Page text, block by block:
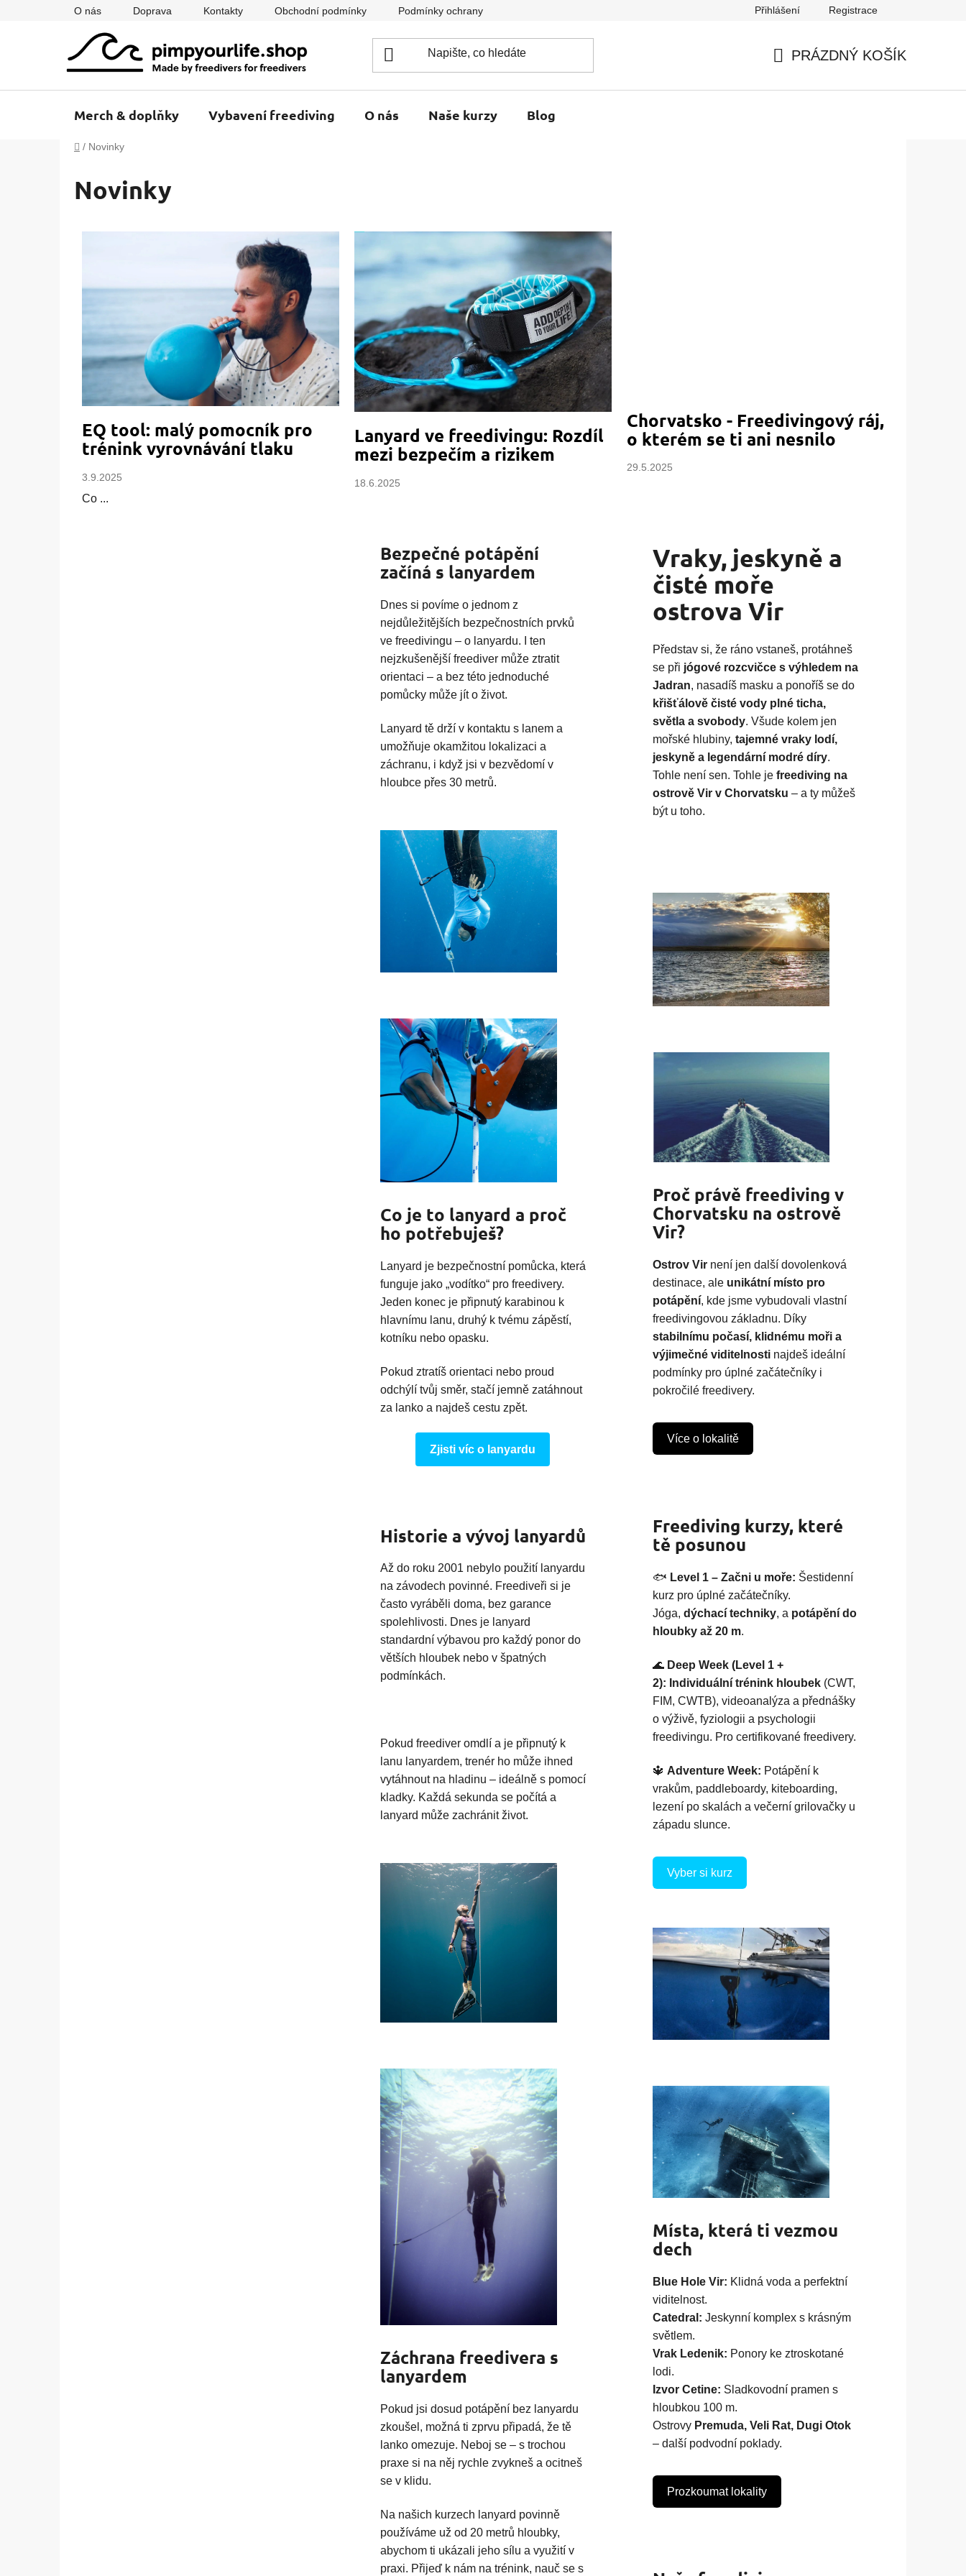
O nás Doprava Kontakty Obchodní podmínky Podmínky ochrany osobních údajů Přihlášení Registrace
PRÁZDNÝ KOŠÍK
Merch & doplňky Vybavení freediving O nás Naše kurzy Blog
Domů
/ Novinky
Novinky
V
á
n
EQ tool: malý pomocník pro
trénink vyrovnávání tlaku
3.9.2025
Co ...
Lanyard ve freedivingu: Rozdíl
mezi bezpečím a rizikem
18.6.2025
Bezpečné potápění
začíná s lanyardem
Dnes si povíme o jednom z
nejdůležitějších bezpečnostních prvků
ve freedivingu – o lanyardu. I ten
nejzkušenější freediver může ztratit
orientaci – a bez této jednoduché
pomůcky může jít o život.
Lanyard tě drží v kontaktu s lanem a
umožňuje okamžitou lokalizaci a
záchranu, i když jsi v bezvědomí v
hloubce přes 30 metrů.
Co je to lanyard a proč
ho potřebuješ?
Lanyard je bezpečnostní pomůcka, která
funguje jako „vodítko“ pro freedivery.
Jeden konec je připnutý karabinou k
hlavnímu lanu, druhý k tvému zápěstí,
kotníku nebo opasku.
Pokud ztratíš orientaci nebo proud
odchýlí tvůj směr, stačí jemně zatáhnout
za lanko a najdeš cestu zpět.
Zjisti víc o lanyardu
Historie a vývoj lanyardů
Až do roku 2001 nebylo použití lanyardu
na závodech povinné. Freediveři si je
často vyráběli doma, bez garance
spolehlivosti. Dnes je lanyard
standardní výbavou pro každý ponor do
větších hloubek nebo v špatných
podmínkách.
Pokud freediver omdlí a je připnutý k
lanu lanyardem, trenér ho může ihned
vytáhnout na hladinu – ideálně s pomocí
kladky. Každá sekunda se počítá a
lanyard může zachránit život.
Záchrana freedivera s
lanyardem
Pokud jsi dosud potápění bez lanyardu
zkoušel, možná ti zprvu připadá, že tě
lanko omezuje. Neboj se – s trochou
praxe si na něj rychle zvykneš a ocitneš
se v klidu.
Na našich kurzech lanyard povinně
používáme už od 20 metrů hloubky,
abychom ti ukázali jeho sílu a využití v
praxi. Přijeď k nám na trénink, nauč se s
Chorvatsko - Freedivingový ráj,
o kterém se ti ani nesnilo
29.5.2025
Vraky, jeskyně a
čisté moře
ostrova Vir
Představ si, že ráno vstaneš, protáhneš
se při jógové rozcvičce s výhledem na
Jadran, nasadíš masku a ponoříš se do
křišťálově čisté vody plné ticha,
světla a svobody. Všude kolem jen
mořské hlubiny,tajemné vraky lodí,
jeskyně a legendární modré díry.
Tohle není sen. Tohle jefreediving na
ostrově Vir v Chorvatsku – a ty můžeš
být u toho.
Proč právě freediving v
Chorvatsku na ostrově
Vir?
Ostrov Vir není jen další dovolenková
destinace, ale unikátní místo pro
potápění, kde jsme vybudovali vlastní
freedivingovou základnu. Díky
stabilnímu počasí, klidnému moři a
výjimečné viditelnosti najdeš ideální
podmínky pro úplné začátečníky i
pokročilé freedivery.
Více o lokalitě
Freediving kurzy, které
tě posunou
🐟 Level 1 – Začni u moře: Šestidenní
kurz pro úplné začátečníky.
Jóga,dýchací techniky, a potápění do
hloubky až 20 m.
🌊 Deep Week (Level 1 +
2): Individuální trénink hloubek (CWT,
FIM, CWTB), videoanalýza a přednášky
o výživě, fyziologii a psychologii
freedivingu. Pro certifikované freedivery.
🔱 Adventure Week: Potápění k
vrakům, paddleboardy, kiteboarding,
lezení po skalách a večerní grilovačky u
západu slunce.
Vyber si kurz
Místa, která ti vezmou
dech
Blue Hole Vir: Klidná voda a perfektní
viditelnost.
Catedral: Jeskynní komplex s krásným
světlem.
Vrak Ledenik: Ponory ke ztroskotané
lodi.
Izvor Cetine: Sladkovodní pramen s
hloubkou 100 m.
Ostrovy Premuda, Veli Rat, Dugi Otok
– další podvodní poklady.
Prozkoumat lokality